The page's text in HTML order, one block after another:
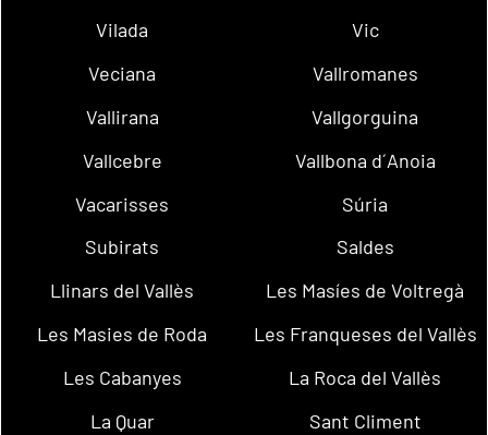
Vilada
Vic
Veciana
Vallromanes
Vallirana
Vallgorguina
Vallcebre
Vallbona d´Anoia
Vacarisses
Súria
Subirats
Saldes
Llinars del Vallès
Les Masíes de Voltregà
Les Masies de Roda
Les Franqueses del Vallès
Les Cabanyes
La Roca del Vallès
La Quar
Sant Climent